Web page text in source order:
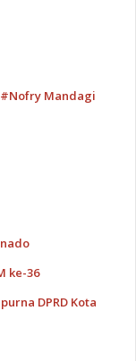
Mandagi
ke-36
DPRD Kota